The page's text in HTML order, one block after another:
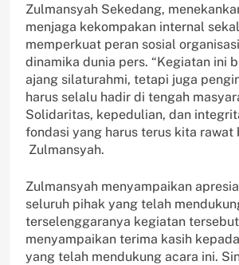
Zulmansyah Sekedang,
menjaga kekompakan internal
memperkuat peran sosial
dinamika dunia pers. “Kegiatan ini
ajang silaturahmi, tetapi juga
harus selalu hadir di tengah
Solidaritas, kepedulian, dan
fondasi yang harus terus kita rawat
Zulmansyah.
Zulmansyah menyampaikan
seluruh pihak yang telah
terselenggaranya kegiatan
menyampaikan terima kasih
yang telah mendukung acara ini.